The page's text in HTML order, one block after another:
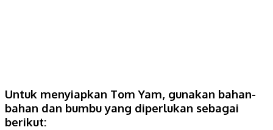
Untuk menyiapkan Tom Yam, gunakan bahan-
bahan dan bumbu yang diperlukan sebagai
berikut: